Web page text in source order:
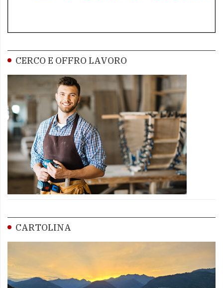
CERCO E OFFRO LAVORO
CARTOLINA